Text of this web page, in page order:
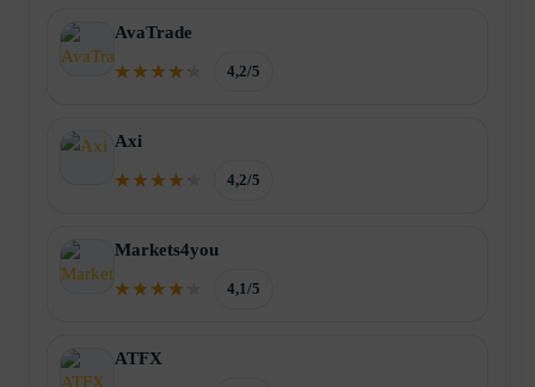
AvaTrade
4,2/5
Axi
4,2/5
Markets4you
4,1/5
ATFX